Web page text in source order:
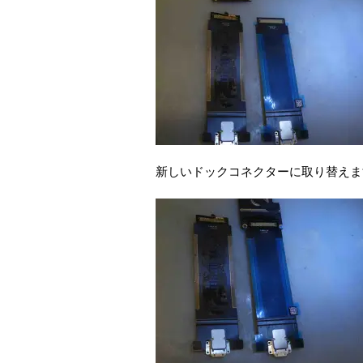
新しいドックコネクターに取り替え